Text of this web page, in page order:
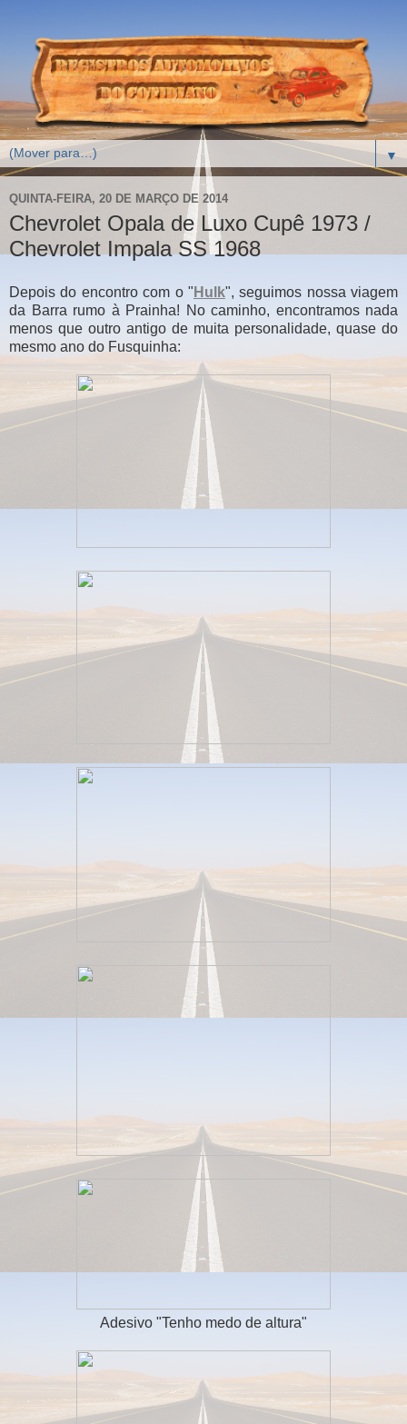
▼
QUINTA-FEIRA, 20 DE MARÇO DE 2014
Chevrolet Opala de Luxo Cupê 1973 /
Chevrolet Impala SS 1968
Depois do encontro com o " Hulk", seguimos nossa viagem
da Barra rumo à Prainha! No caminho, encontramos nada
menos que outro antigo de muita personalidade, quase do
mesmo ano do Fusquinha:
Adesivo "Tenho medo de altura"